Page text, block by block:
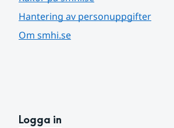
Hantering av personuppgifter
Om smhi.se
Logga in